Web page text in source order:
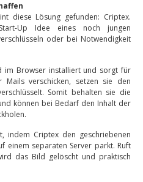
diese Lösung gefunden: Criptex.
Up Idee eines noch jungen
oder bei Notwendigkeit
im Browser installiert und sorgt für
verschicken, setzen sie den
Somit behalten sie die
können bei Bedarf den Inhalt der
indem Criptex den geschriebenen
einem separaten Server parkt. Ruft
das Bild gelöscht und praktisch